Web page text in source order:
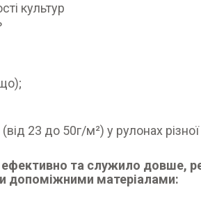
культур
(від 23 до 50г/м²) у рулонах
та служило довше,
допоміжними матеріалами: